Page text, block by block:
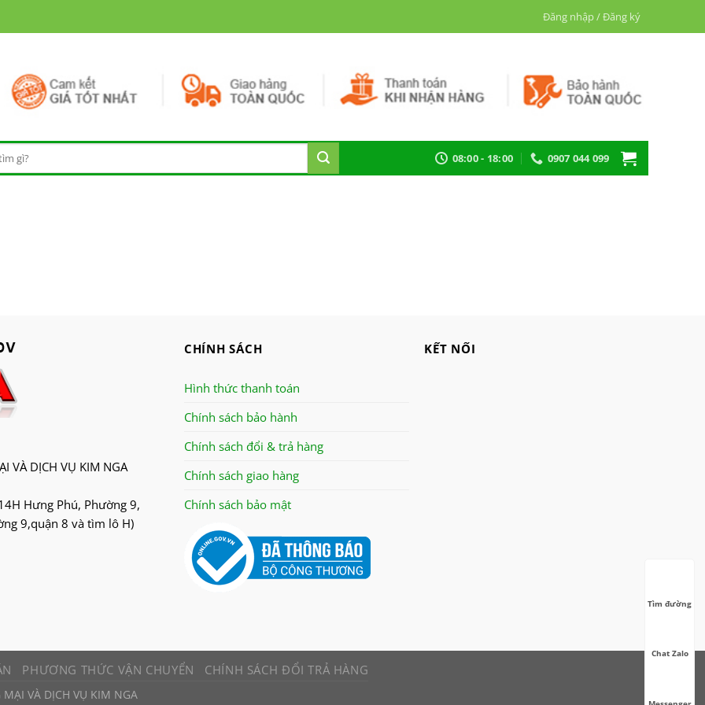
Đăng nhập / Đăng ký
08:00 - 18:00 0907 044 099
VÀ DỊCH VỤ KIM NGA
Hưng Phú, Phường 9,
9,quận 8 và tìm lô H)
CHÍNH SÁCH
Hình thức thanh toán
Chính sách bảo hành
Chính sách đổi & trả hàng
Chính sách giao hàng
Chính sách bảo mật
KẾT NỐI
PHƯƠNG THỨC VẬN CHUYỂN CHÍNH SÁCH ĐỔI TRẢ HÀNG
VÀ DỊCH VỤ KIM NGA
Tìm đường
Chat Zalo